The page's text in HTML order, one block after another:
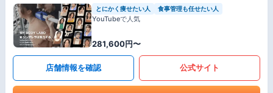
とにかく痩せたい人 食事管理も任せたい人
YouTubeで人気
281,600円〜
店舗情報を確認 公式サイト